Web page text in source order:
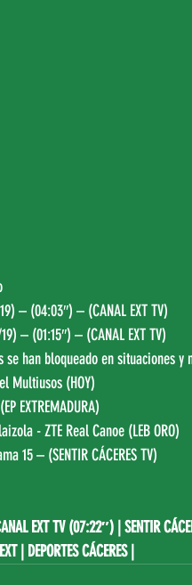
– (04:03″) – (CANAL EXT TV)
– (01:15″) – (CANAL EXT TV)
se han bloqueado en situaciones
Multiusos (HOY)
EP EXTREMADURA)
- ZTE Real Canoe (LEB ORO)
15 – (SENTIR CÁCERES TV)
EXT TV (07:22″) SENTIR
| DEPORTES CÁCERES |